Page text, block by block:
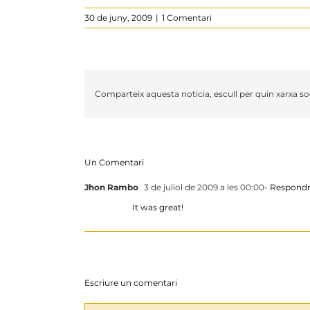
30 de juny, 2009 | 1 Comentari
Comparteix aquesta noticia, escull per quin xarxa
Un Comentari
Jhon Rambo 3 de juliol de 2009 a les 00:00-
It was great!
Escriure un comentari